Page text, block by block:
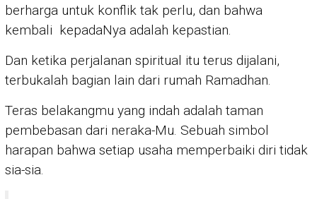
berharga untuk konflik tak perlu, dan bahwa
kembali kepadaNya adalah kepastian.
Dan ketika perjalanan spiritual itu terus dijalani,
terbukalah bagian lain dari rumah Ramadhan.
Teras belakangmu yang indah adalah taman
pembebasan dari neraka-Mu. Sebuah simbol
harapan bahwa setiap usaha memperbaiki diri tidak
sia-sia.